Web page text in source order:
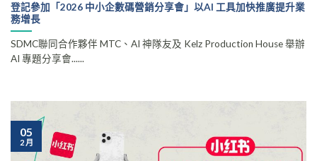
登記參加「2026 中小企數碼營銷分享會」以AI 工具加快推廣提升業
務增長
SDMC聯同合作夥伴 MTC、AI 神隊友及 Kelz Production House 舉辦
AI 專題分享會......
05
2 月